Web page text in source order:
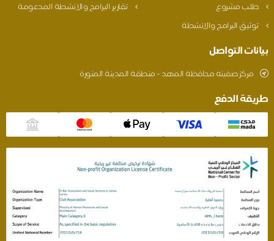
طلب مشروع
تقارير البرامج والانشطة المدعومة
توثيق البرامج والانشطة
بيانات التواصل
مركز صفينه محافظة المهد - منطقة المدينة المنورة
طريقة الدفع